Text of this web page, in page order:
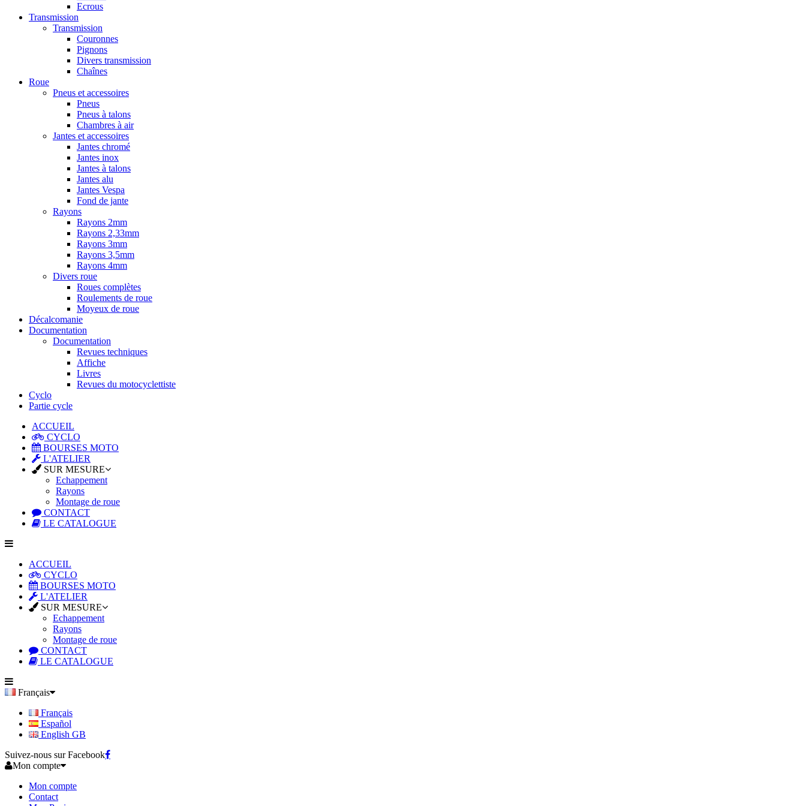
Ecrous
Transmission
Transmission
Couronnes
Pignons
Divers transmission
Chaînes
Roue
Pneus et accessoires
Pneus
Pneus à talons
Chambres à air
Jantes et accessoires
Jantes chromé
Jantes inox
Jantes à talons
Jantes alu
Jantes Vespa
Fond de jante
Rayons
Rayons 2mm
Rayons 2,33mm
Rayons 3mm
Rayons 3,5mm
Rayons 4mm
Divers roue
Roues complètes
Roulements de roue
Moyeux de roue
Décalcomanie
Documentation
Documentation
Revues techniques
Affiche
Livres
Revues du motocyclettiste
Cyclo
Partie cycle
ACCUEIL
CYCLO
BOURSES MOTO
L'ATELIER
SUR MESURE
Echappement
Rayons
Montage de roue
CONTACT
LE CATALOGUE
ACCUEIL
CYCLO
BOURSES MOTO
L'ATELIER
SUR MESURE
Echappement
Rayons
Montage de roue
CONTACT
LE CATALOGUE
Français
Français
Español
English GB
Suivez-nous sur Facebook
Mon compte
Mon compte
Contact